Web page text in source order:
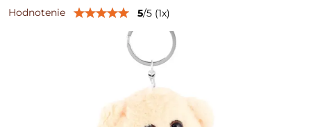
Hodnotenie 5/5 (1x)